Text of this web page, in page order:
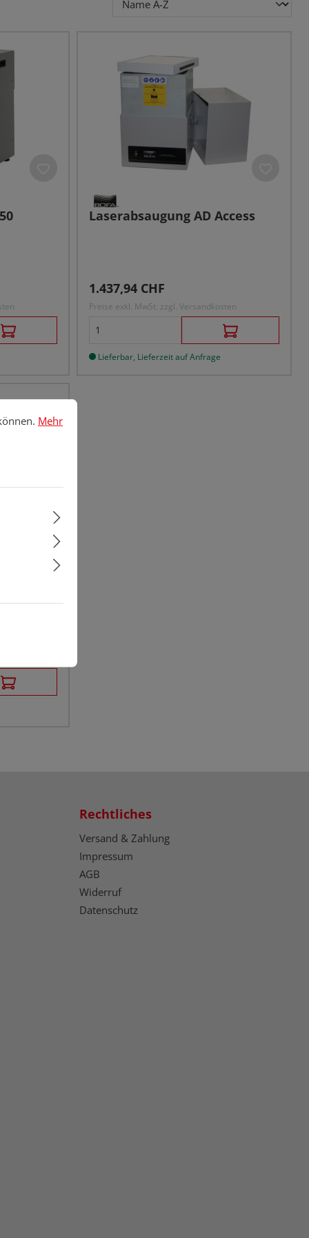
Laserabsaugung AD Access
Regulärer Preis:
1.437,94 CHF
Preise exkl. MwSt. zzgl. Versandkosten
Lieferbar, Lieferzeit auf Anfrage
Rechtliches
Versand & Zahlung
Impressum
AGB
Widerruf
Datenschutz
Mehr Informationen ...
Mehr